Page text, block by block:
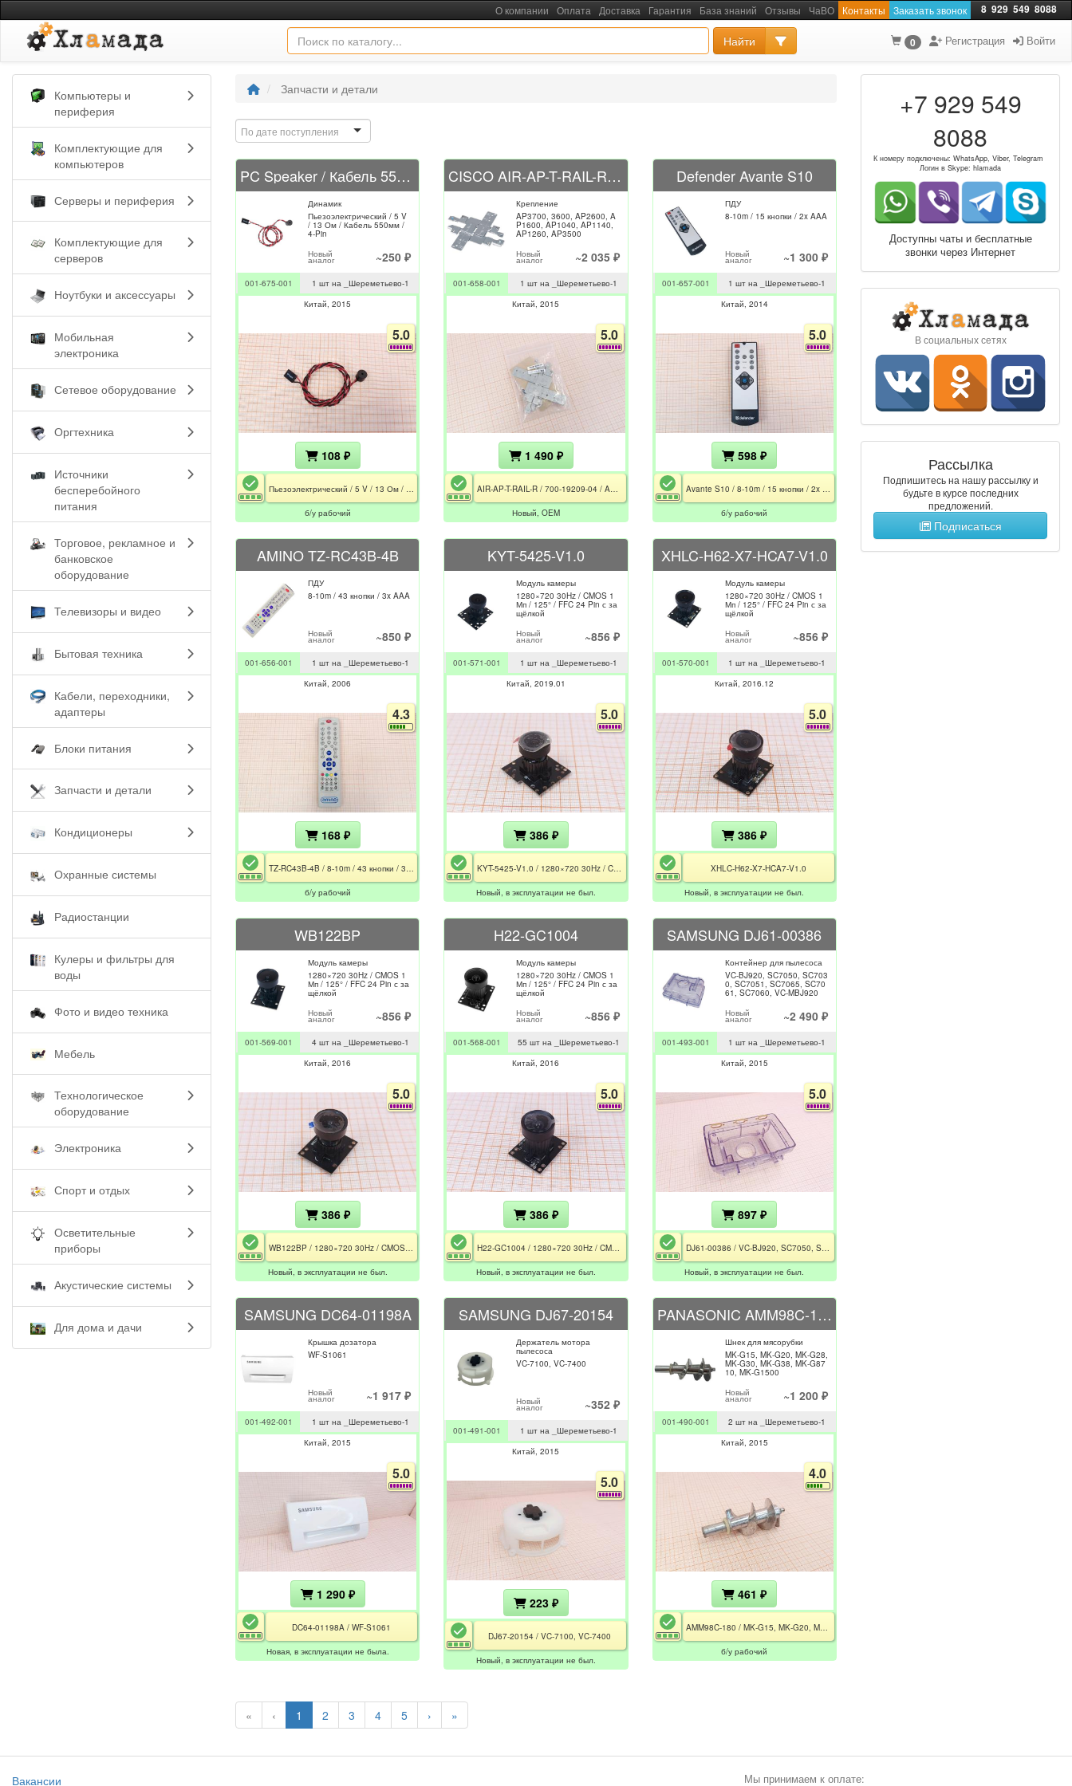
О компании Оплата Доставка Гарантия База знаний Отзывы ЧаВО Контакты Заказать звонок 8 929 549 8088
Найти 0 Регистрация Войти
Компьютеры и
периферия
Комплектующие для
компьютеров
Серверы и периферия
Комплектующие для
серверов
Ноутбуки и аксессуары
Мобильная
электроника
Сетевое оборудование
Оргтехника
Источники
бесперебойного
питания
Торговое, рекламное и
банковское
оборудование
Телевизоры и видео
Бытовая техника
Кабели, переходники,
адаптеры
Блоки питания
Запчасти и детали
Кондиционеры
Охранные системы
Радиостанции
Кулеры и фильтры для
воды
Фото и видео техника
Мебель
Технологическое
оборудование
Электроника
Спорт и отдых
Осветительные
приборы
Акустические системы
Для дома и дачи
Запчасти и детали
По дате поступления
PC Speaker / Кабель 550mm
Динамик
Пьезоэлектрический / 5 V
/ 13 Ом / Кабель 550мм /
4-Pin
Новый
аналог ~250 ₽
001-675-001
1 шт на _Шереметьево-1
Китай 2015
5.0
108 ₽
б/у рабочий
CISCO AIR-AP-T-RAIL-R (700-19209-04)
Крепление
AP3700, 3600, AP2600, A
P1600, AP1040, AP1140,
AP1260, AP3500
Новый
аналог ~2 035 ₽
001-658-001
1 шт на _Шереметьево-1
Китай 2015
5.0
1 490 ₽
Новый, OEM
Defender Avante S10
ПДУ
8-10m / 15 кнопки / 2x AAA
Новый
аналог ~1 300 ₽
001-657-001
1 шт на _Шереметьево-1
Китай 2014
5.0
598 ₽
б/у рабочий
AMINO TZ-RC43B-4B
ПДУ
8-10m / 43 кнопки / 3x AAA
Новый
аналог ~850 ₽
001-656-001
1 шт на _Шереметьево-1
Китай 2006
4.3
168 ₽
б/у рабочий
KYT-5425-V1.0
Модуль камеры
1280×720 30Hz / CMOS 1
Мп / 125° / FFC 24 Pin с за
щёлкой
Новый
аналог ~856 ₽
001-571-001
1 шт на _Шереметьево-1
Китай 2019.01
5.0
386 ₽
Новый, в эксплуатации не был.
XHLC-H62-X7-HCA7-V1.0
Модуль камеры
1280×720 30Hz / CMOS 1
Мп / 125° / FFC 24 Pin с за
щёлкой
Новый
аналог ~856 ₽
001-570-001
1 шт на _Шереметьево-1
Китай 2016.12
5.0
386 ₽
XHLC-H62-X7-HCA7-V1.0
Новый, в эксплуатации не был.
WB122BP
Модуль камеры
1280×720 30Hz / CMOS 1
Мп / 125° / FFC 24 Pin с за
щёлкой
Новый
аналог ~856 ₽
001-569-001
4 шт на _Шереметьево-1
Китай 2016
5.0
386 ₽
Новый, в эксплуатации не был.
H22-GC1004
Модуль камеры
1280×720 30Hz / CMOS 1
Мп / 125° / FFC 24 Pin с за
щёлкой
Новый
аналог ~856 ₽
001-568-001
55 шт на _Шереметьево-1
Китай 2016
5.0
386 ₽
Новый, в эксплуатации не был.
SAMSUNG DJ61-00386
Контейнер для пылесоса
VC-BJ920, SC7050, SC703
0, SC7051, SC7065, SC70
61, SC7060, VC-MBJ920
Новый
аналог ~2 490 ₽
001-493-001
1 шт на _Шереметьево-1
Китай 2015
5.0
897 ₽
DJ61-00386 / VC-BJ920, SC7050, SC7030, SC7051, SC7065, SC7061, SC7060, VC-MBJ920
Новый, в эксплуатации не был.
SAMSUNG DC64-01198A
Крышка дозатора
WF-S1061
Новый
аналог ~1 917 ₽
001-492-001
1 шт на _Шереметьево-1
Китай 2015
5.0
1 290 ₽
DC64-01198A / WF-S1061
Новая, в эксплуатации не была.
SAMSUNG DJ67-20154
Держатель мотора
пылесоса
VC-7100, VC-7400
Новый
аналог ~352 ₽
001-491-001
1 шт на _Шереметьево-1
Китай 2015
5.0
223 ₽
DJ67-20154 / VC-7100, VC-7400
Новый, в эксплуатации не был.
PANASONIC AMM98C-180
Шнек для мясорубки
MK-G15, MK-G20, MK-G28,
MK-G30, MK-G38, MK-G87
10, MK-G1500
Новый
аналог ~1 200 ₽
001-490-001
2 шт на _Шереметьево-1
Китай 2015
4.0
461 ₽
AMM98C-180 / MK-G15, MK-G20, MK-G28, MK-G30, MK-G38, MK-G8710, MK-G1500
б/у рабочий
« ‹ 1 2 3 4 5 › »
+7 929 549
8088
К номеру подключены: WhatsApp, Viber, Telegram
Логин в Skype: hlamada
Доступны чаты и бесплатные
звонки через Интернет
В социальных сетях
Рассылка
Подпишитесь на нашу рассылку и
будьте в курсе последних
предложений.
Подписаться
Вакансии Мы принимаем к оплате: